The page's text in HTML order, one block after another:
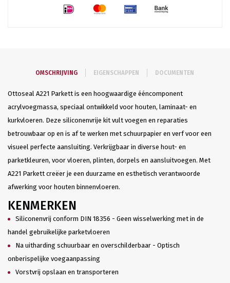
OMSCHRIJVING EIGENSCHAPPEN DOCUMENTEN
Ottoseal A221 Parkett is een hoogwaardige ééncomponent
acrylvoegmassa, speciaal ontwikkeld voor houten, laminaat- en
kurkvloeren. Deze siliconenvrije kit vult voegen en reparaties
betrouwbaar op en is af te werken met schuurpapier en verf voor een
visueel perfecte aansluiting. Verkrijgbaar in diverse hout- en
parketkleuren, voor vloeren, plinten, dorpels en aansluitvoegen. Met
A221 Parkett creëer je een duurzame en esthetisch verantwoorde
afwerking voor houten binnenvloeren.
KENMERKEN
Siliconenvrij conform DIN 18356 - Geen wisselwerking met in de
handel gebruikelijke parketvloeren
Na uitharding schuurbaar en overschilderbaar - Optisch
onberispelijke voegaanpassing
Vorstvrij opslaan en transporteren